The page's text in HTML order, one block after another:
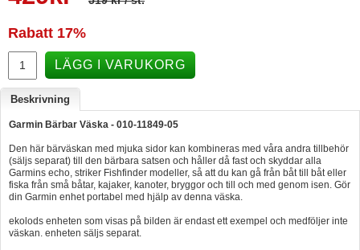
Victron - Batteriladdare
CTEK - Batteriladdare
Webasto - Dieselvärmare
Kamasa Tools - Verktyg
Calix - Packline - Takboxar
Thule - Lasthållare
Rabatt 17%
LÄGG I VARUKORG
Beskrivning
Garmin Bärbar Väska - 010-11849-05
Den här bärväskan med mjuka sidor kan kombineras med våra andra tillbehör
(säljs separat) till den bärbara satsen och håller då fast och skyddar alla
Garmins echo, striker Fishfinder modeller, så att du kan gå från båt till båt eller
fiska från små båtar, kajaker, kanoter, bryggor och till och med genom isen. Gör
din Garmin enhet portabel med hjälp av denna väska.
ekolods enheten som visas på bilden är endast ett exempel och medföljer inte
väskan. enheten säljs separat.